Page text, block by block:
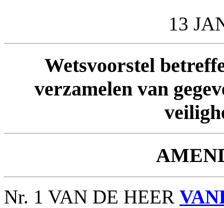
13
Wetsvoorstel
verzamelen van
Nr. 1 VAN DE HEER